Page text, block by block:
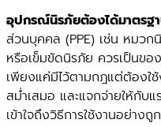
อุปกรณ์นิรภัยต้องได้มาตรฐา
ส่วนบุคคล (PPE) เช่น หมว
หรือเข็มขัดนิรภัย ควรเป็นขอ
เพียงแค่มีไว้ตามกฎแต่ต้องใ
สม่ำเสมอ และแจกจ่ายให้กับ
เข้าใจถึงวิธีการใช้งานอย่าง